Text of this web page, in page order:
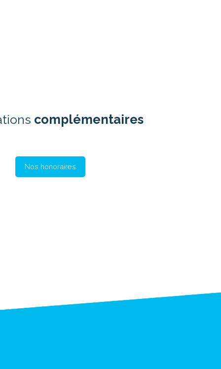
complémentaires
Nos honoraires